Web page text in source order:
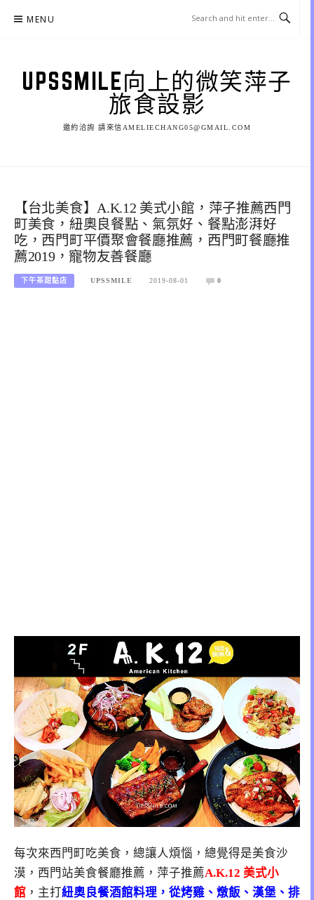
MENU
UPSSMILE向上的微笑萍子
旅食設影
邀約洽詢 請來信AMELIECHANG05@GMAIL.COM
【台北美食】A.K.12 美式小館，萍子推薦西門
町美食，紐奧良餐點、氣氛好、餐點澎湃好
吃，西門町平價聚會餐廳推薦，西門町餐廳推
薦2019，寵物友善餐廳
下午茶甜點店 UPSSMILE 2019-08-01 0
每次來西門町吃美食，總讓人煩惱，總覺得是美食沙
漠，西門站美食餐廳推薦，萍子推薦A.K.12 美式小
館 ，主打紐奧良餐酒館料理，從烤雞、燉飯、漢堡、排